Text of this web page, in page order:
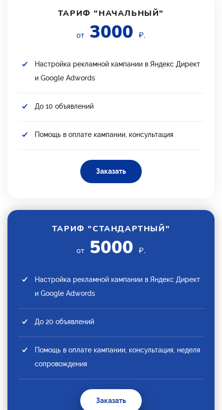
ТАРИФ "НАЧАЛЬНЫЙ"
от 3000 ₽.
Настройка рекламной кампании в Яндекс Директ
и Google Adwords
До 10 объявлений
Помощь в оплате кампании, консультация
Заказать
ТАРИФ "СТАНДАРТНЫЙ"
от 5000 ₽.
Настройка рекламной кампании в Яндекс Директ
и Google Adwords
До 20 объявлений
Помощь в оплате кампании, консультация, неделя
сопровождения
Заказать